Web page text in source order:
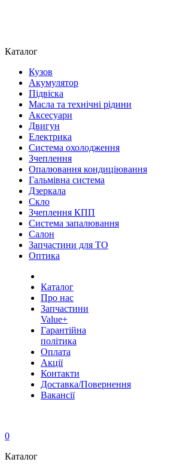
Каталог
Кузов
Акумулятор
Підвіска
Масла та технічні рідини
Аксесуари
Двигун
Електрика
Система охолодження
Зчеплення
Опалювання кондиціювання
Гальмівна система
Дзеркала
Скло
Зчеплення КПП
Система запалювання
Салон
Запчастини для ТО
Оптика
Каталог
Про нас
Запчастини
Value+
Гарантійна
політика
Оплата
Акції
Контакти
Доставка/Повернення
Вакансії
0
Каталог